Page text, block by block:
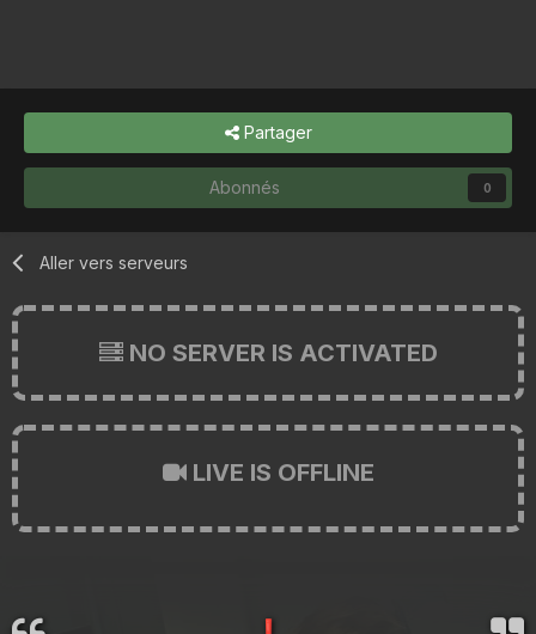
Partager
Abonnés 0
Aller vers serveurs
NO SERVER IS ACTIVATED
LIVE IS OFFLINE